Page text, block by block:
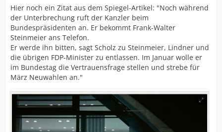
Hier noch ein Zitat aus dem Spiegel-Artikel: "Noch während
der Unterbrechung ruft der Kanzler beim
Bundespräsidenten an. Er bekommt Frank-Walter
Steinmeier ans Telefon.
Er werde ihn bitten, sagt Scholz zu Steinmeier, Lindner und
die übrigen FDP-Minister zu entlassen. Im Januar wolle er
im Bundestag die Vertrauensfrage stellen und strebe für
März Neuwahlen an."